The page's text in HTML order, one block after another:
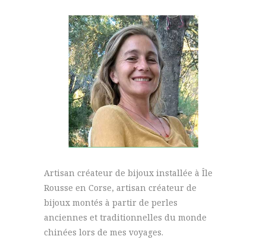
Artisan créateur de bijoux installée à Île
Rousse en Corse, artisan créateur de
bijoux montés à partir de perles
anciennes et traditionnelles du monde
chinées lors de mes voyages.